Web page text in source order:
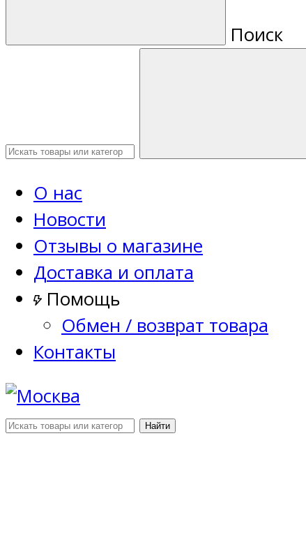
Поиск
О нас
Новости
Отзывы о магазине
Доставка и оплата
Помощь
Обмен / возврат товара
Контакты
Найти